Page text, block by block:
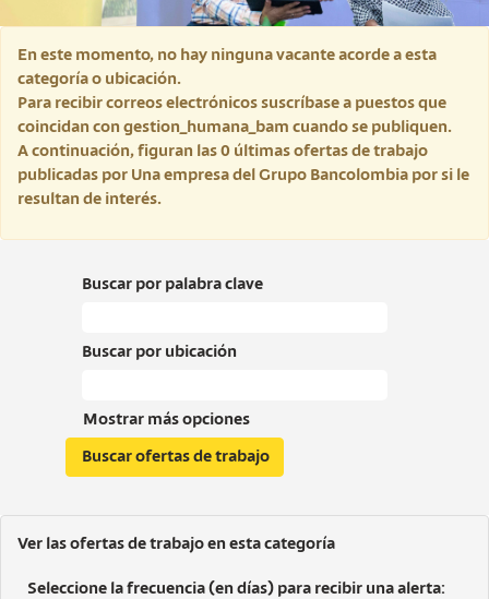
En este momento, no hay ninguna vacante acorde a esta
categoría o ubicación.
Para recibir correos electrónicos suscríbase a puestos que
coincidan con gestion_humana_bam cuando se publiquen.
A continuación, figuran las 0 últimas ofertas de trabajo
publicadas por Una empresa del Grupo Bancolombia por si le
resultan de interés.
Buscar por palabra clave
Buscar por ubicación
Mostrar más opciones
Ver las ofertas de trabajo en esta categoría
Seleccione la frecuencia (en días) para recibir una alerta: